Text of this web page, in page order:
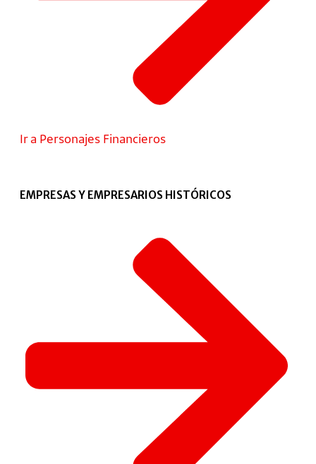
Ir a Personajes Financieros
EMPRESAS Y EMPRESARIOS HISTÓRICOS